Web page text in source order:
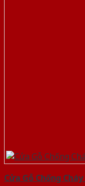
Cửa Gỗ Chống